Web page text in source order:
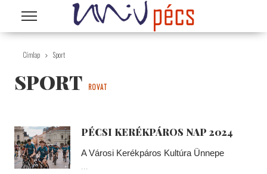
Ugrás a tartalomra
Címlap Sport
SPORT ROVAT
PÉCSI KERÉKPÁROS NAP 2024
A Városi Kerékpáros Kultúra Ünnepe
...